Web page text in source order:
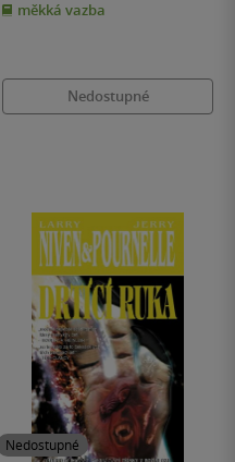
5
hvězdiček
měkká vazba
Nedostupné
Nedostupné